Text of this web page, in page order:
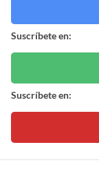
Suscríbete en:
Suscríbete en: